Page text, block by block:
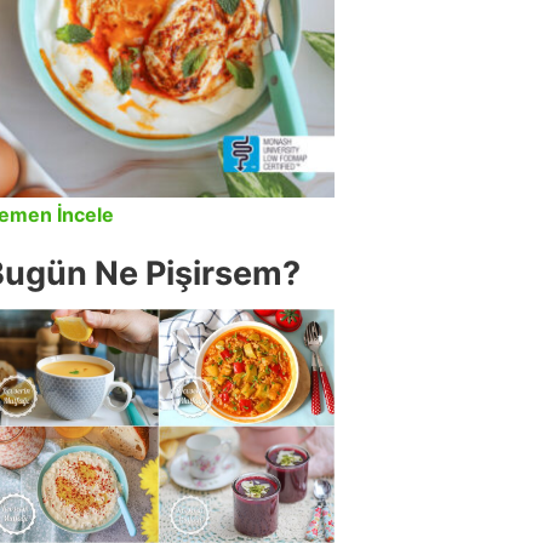
İncele
Ne Pişirsem?